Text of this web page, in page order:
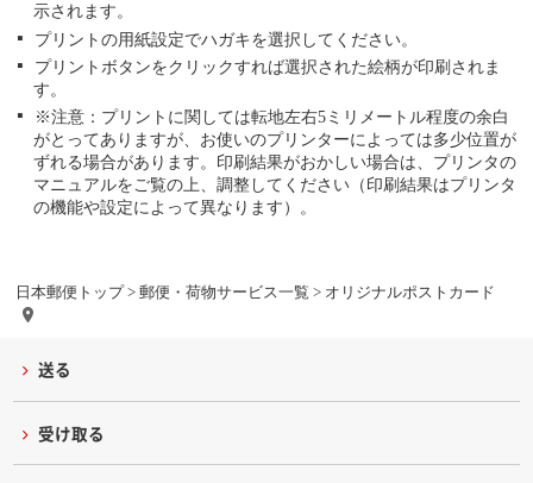
日本郵便トップ> 郵便・荷物サービス一覧 > オリジナルポストカード
示されます。
プリントの用紙設定でハガキを選択してください。
プリントボタンをクリックすれば選択された絵柄が印刷されま
す。
※注意：プリントに関しては転地左右5ミリメートル程度の余白
がとってありますが、お使いのプリンターによっては多少位置が
ずれる場合があります。印刷結果がおかしい場合は、プリンタの
マニュアルをご覧の上、調整してください（印刷結果はプリンタ
の機能や設定によって異なります）。
送る
受け取る